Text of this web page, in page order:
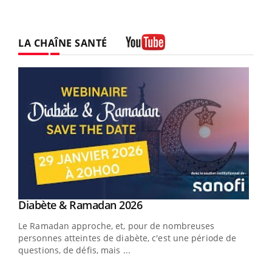
LA CHAÎNE SANTÉ
Youtube
Diabète & Ramadan 2026Youtube
Le Ramadan approche, et, pour de nombreuses
personnes atteintes de diabète, c'est une période de
questions, de défis, mais ...